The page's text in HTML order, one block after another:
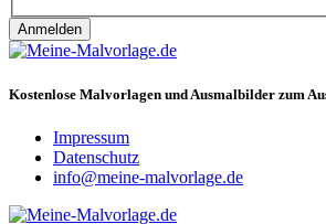
Anmelden
Kostenlose Malvorlagen und Ausmalbilder zum
Impressum
Datenschutz
info@meine-malvorlage.de